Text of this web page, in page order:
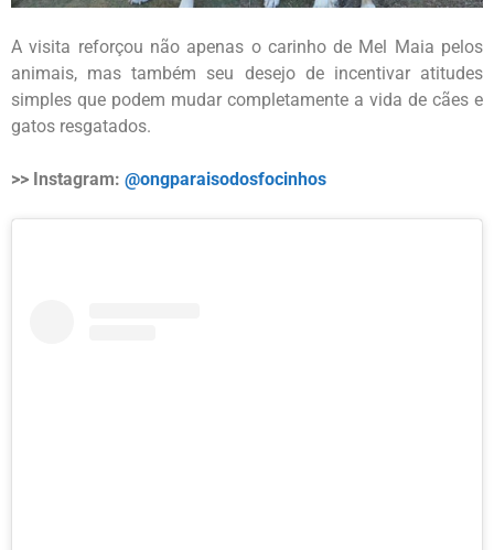
A visita reforçou não apenas o carinho de Mel Maia pelos
animais, mas também seu desejo de incentivar atitudes
simples que podem mudar completamente a vida de cães e
gatos resgatados.
>> Instagram: @ongparaisodosfocinhos